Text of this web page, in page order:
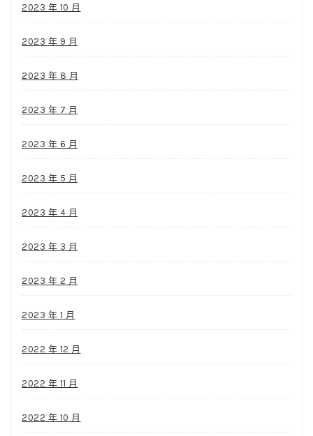
2023 年 10 月
2023 年 9 月
2023 年 8 月
2023 年 7 月
2023 年 6 月
2023 年 5 月
2023 年 4 月
2023 年 3 月
2023 年 2 月
2023 年 1 月
2022 年 12 月
2022 年 11 月
2022 年 10 月